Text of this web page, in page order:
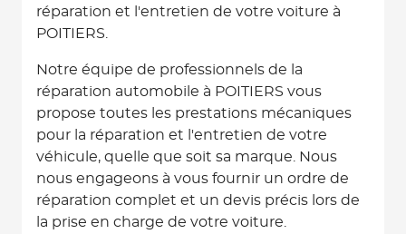
réparation et l'entretien de votre voiture à
POITIERS.
Notre équipe de professionnels de la
réparation automobile à POITIERS vous
propose toutes les prestations mécaniques
pour la réparation et l'entretien de votre
véhicule, quelle que soit sa marque. Nous
nous engageons à vous fournir un ordre de
réparation complet et un devis précis lors de
la prise en charge de votre voiture.